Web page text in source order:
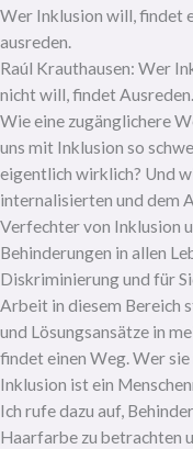
Raúl Krauthausen: Wer
nicht will, findet Ausreden.
Wie eine zugänglichere
uns mit Inklusion so
eigentlich wirklich? Und
internalisierten und dem
Verfechter von Inklusion
Behinderungen in allen
Diskriminierung und für
Arbeit in diesem Bereich
und Lösungsansätze in
findet einen Weg. Wer
Inklusion ist ein
Ich rufe dazu auf,
Haarfarbe zu betrachten